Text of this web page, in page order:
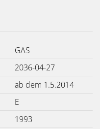
GAS
2036-04-27
ab dem 1.5.2014
E
1993